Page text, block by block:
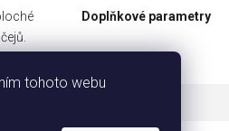
tohoto webu
pro
dětem
Doplňkové parametry